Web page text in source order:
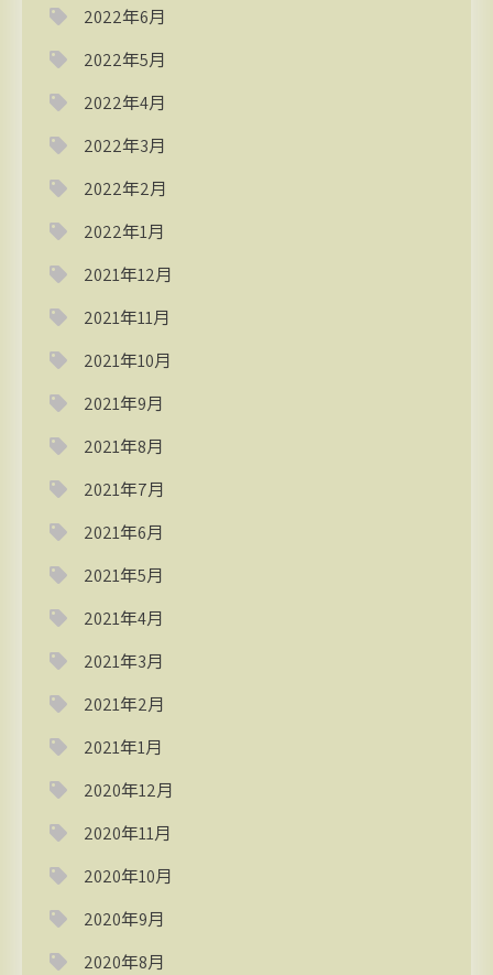
2022年6月
2022年5月
2022年4月
2022年3月
2022年2月
2022年1月
2021年12月
2021年11月
2021年10月
2021年9月
2021年8月
2021年7月
2021年6月
2021年5月
2021年4月
2021年3月
2021年2月
2021年1月
2020年12月
2020年11月
2020年10月
2020年9月
2020年8月